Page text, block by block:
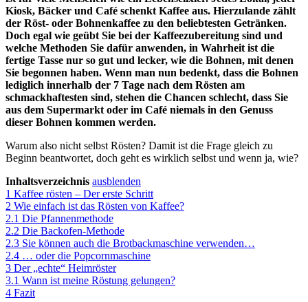
Kiosk, Bäcker und Café schenkt Kaffee aus. Hierzulande zählt
der Röst- oder Bohnenkaffee zu den beliebtesten Getränken.
Doch egal wie geübt Sie bei der Kaffeezubereitung sind und
welche Methoden Sie dafür anwenden, in Wahrheit ist die
fertige Tasse nur so gut und lecker, wie die Bohnen, mit denen
Sie begonnen haben. Wenn man nun bedenkt, dass die Bohnen
lediglich innerhalb der 7 Tage nach dem Rösten am
schmackhaftesten sind, stehen die Chancen schlecht, dass Sie
aus dem Supermarkt oder im Café niemals in den Genuss
dieser Bohnen kommen werden.
Warum also nicht selbst Rösten? Damit ist die Frage gleich zu
Beginn beantwortet, doch geht es wirklich selbst und wenn ja, wie?
Inhaltsverzeichnis ausblenden
1 Kaffee rösten – Der erste Schritt
2 Wie einfach ist das Rösten von Kaffee?
2.1 Die Pfannenmethode
2.2 Die Backofen-Methode
2.3 Sie können auch die Brotbackmaschine verwenden…
2.4 … oder die Popcornmaschine
3 Der „echte“ Heimröster
3.1 Wann ist meine Röstung gelungen?
4 Fazit